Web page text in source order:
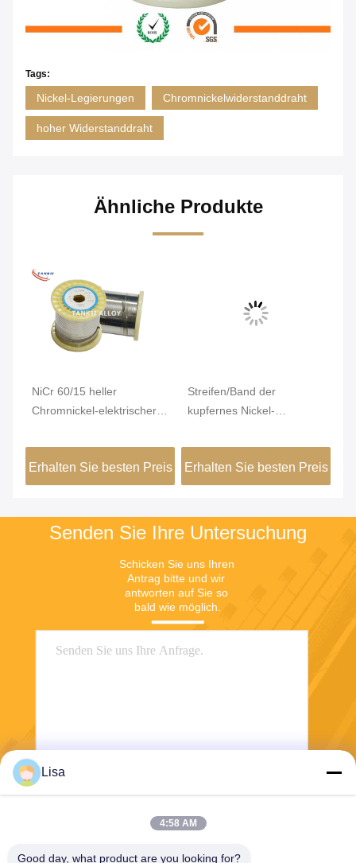
Tags:
Nickel-Legierungen Chromnickelwiderstanddraht
hoher Widerstanddraht
Ähnliche Produkte
NiCr 60/15 heller
Chromnickel-elektrischer
Heizung
Erhalten Sie besten Preis
Streifen/Band der
kupfernes Nickel-
Widerstand-Heizung
Erhalten Sie besten Preis
Senden Sie Ihre Untersuchung
Schicken Sie uns Ihren
Antrag bitte und wir
antworten auf Sie so
bald wie möglich.
Senden Sie
Lisa
4:58 AM
Good day, what product are you looking for?